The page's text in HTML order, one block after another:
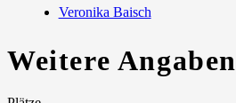
Veronika Baisch
Weitere Angaben